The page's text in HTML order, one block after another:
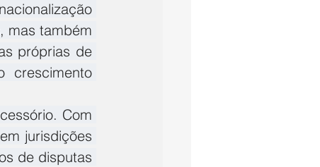
mas também
próprias de
crescimento
Com
jurisdições
de disputas